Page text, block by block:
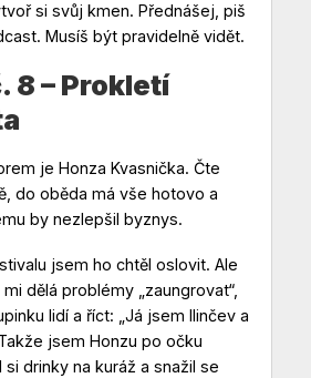
si svůj kmen. Přednášej, piš
Musíš být pravidelně vidět.
8 – Prokletí
je Honza Kvasnička. Čte
do oběda má vše hotovo a
by nezlepšil byznys.
jsem ho chtěl oslovit. Ale
dělá problémy „zaungrovat“,
lidí a říct: „Já jsem Ilinčev a
jsem Honzu po očku
drinky na kuráž a snažil se